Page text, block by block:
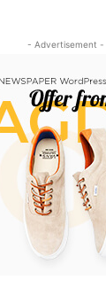
- Advertisement -